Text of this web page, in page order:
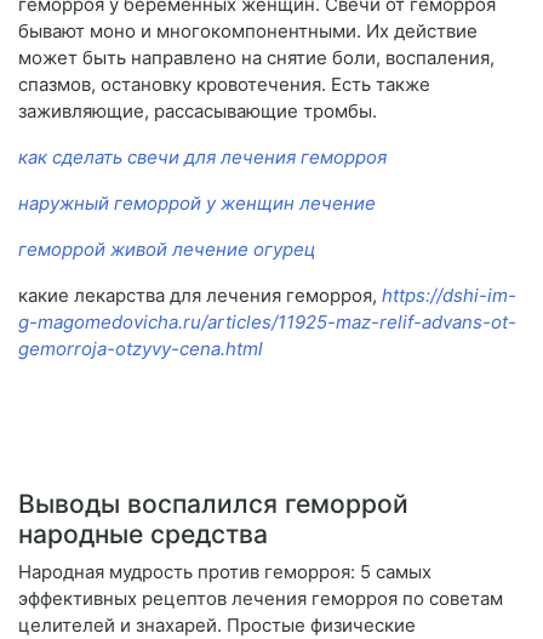
бывают моно и многокомпонентными. Их действие
может быть направлено на снятие боли, воспаления,
спазмов, остановку кровотечения. Есть также
заживляющие, рассасывающие тромбы.
как сделать свечи для лечения геморроя
наружный геморрой у женщин лечение
геморрой живой лечение огурец
какие лекарства для лечения геморроя, https://dshi-im-
g-magomedovicha.ru/articles/11925-maz-relif-advans-ot-
gemorroja-otzyvy-cena.html
Выводы воспалился геморрой
народные средства
Народная мудрость против геморроя: 5 самых
эффективных рецептов лечения геморроя по советам
целителей и знахарей. Простые физические